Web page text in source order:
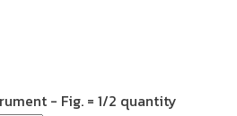
- Fig. = 1/2 quantity